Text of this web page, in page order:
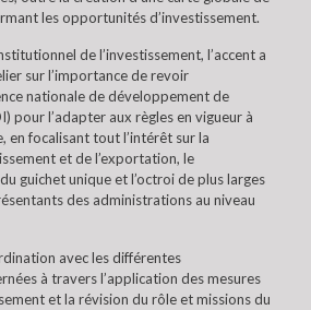
les opportunités d’investissement.
de l’investissement, l’accent a
sur l’importance de revoir
nationale de développement de
pour l’adapter aux règles en vigueur à
en focalisant tout l’intérêt sur la
et de l’exportation, le
guichet unique et l’octroi de plus larges
des administrations au niveau
avec les différentes
à travers l’application des mesures
et la révision du rôle et missions du